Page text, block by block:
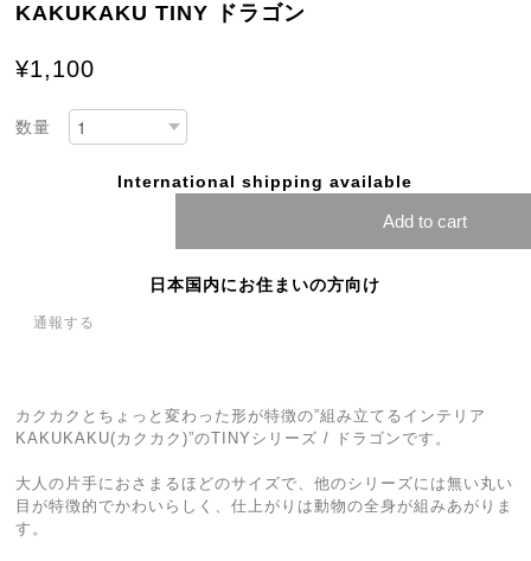
KAKUKAKU TINY ドラゴン
¥1,100
数量
International shipping available
Add to cart
日本国内にお住まいの方向け
通報する
カクカクとちょっと変わった形が特徴の”組み立てるインテリア
KAKUKAKU(カクカク)”のTINYシリーズ / ドラゴンです。
大人の片手におさまるほどのサイズで、他のシリーズには無い丸い
目が特徴的でかわいらしく、仕上がりは動物の全身が組みあがりま
す。